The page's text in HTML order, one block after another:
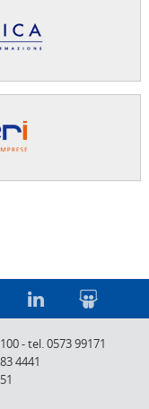
-tel. 0573 99171
4441